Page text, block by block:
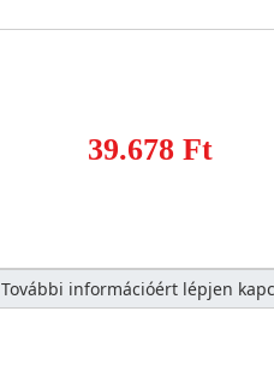
39.678 Ft
További információért lépjen